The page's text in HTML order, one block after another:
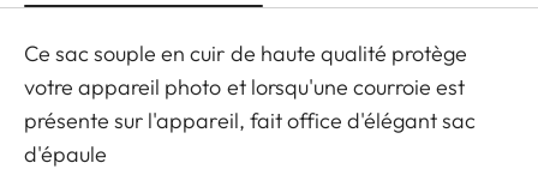
Ce sac souple en cuir de haute qualité protège
votre appareil photo et lorsqu'une courroie est
présente sur l'appareil, fait office d'élégant sac
d'épaule